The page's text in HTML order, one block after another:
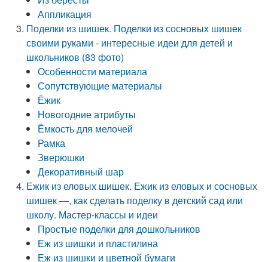
Аппликация
Поделки из шишек. Поделки из сосновых шишек
своими руками - интересные идеи для детей и
школьников (83 фото)
Особенности материала
Сопутствующие материалы
Ёжик
Новогодние атрибуты
Ёмкость для мелочей
Рамка
Зверюшки
Декоративный шар
Ежик из еловых шишек. Ежик из еловых и сосновых
шишек —, как сделать поделку в детский сад или
школу. Мастер-классы и идеи
Простые поделки для дошкольников
Еж из шишки и пластилина
Еж из шишки и цветной бумаги